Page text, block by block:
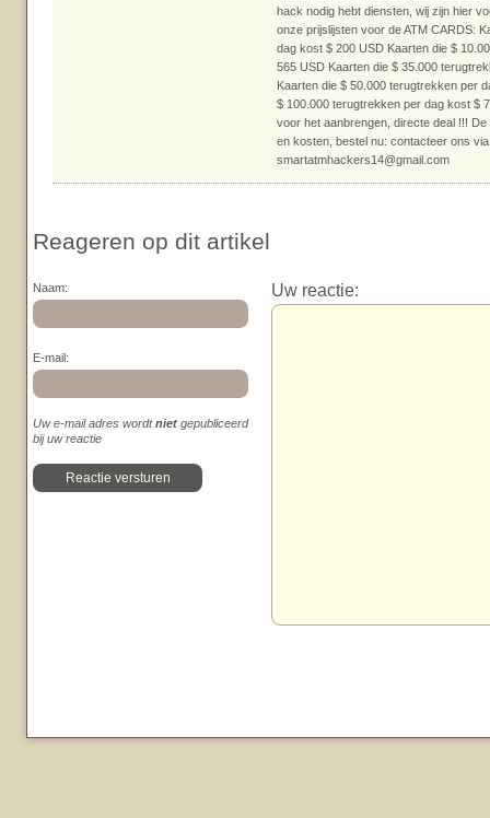
hack nodig hebt diensten, wij zijn hier
onze prijslijsten voor de ATM CARDS:
dag kost $ 200 USD Kaarten die $
565 USD Kaarten die $ 35.000
Kaarten die $ 50.000 terugtrekken per
$ 100.000 terugtrekken per dag kost $
voor het aanbrengen, directe deal !!!
en kosten, bestel nu: contacteer ons
smartatmhackers14@gmail.com
Reageren op dit artikel
Naam:
E-mail:
Uw e-mail adres wordtniet gepubliceerd
bij uw reactie
Uw reactie: